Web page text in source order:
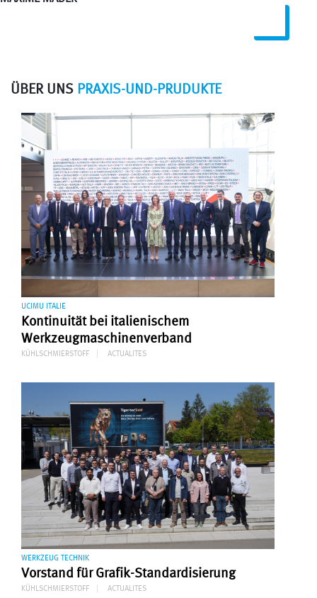
ÜBER UNS PRAXIS-UND-PRUDUKTE
UCIMU ITALIE
Kontinuität bei italienischem
Werkzeugmaschinenverband
KÜHLSCHMIERSTOFF ACTUALITES
WERKZEUG TECHNIK
Vorstand für Grafik-Standardisierung
KÜHLSCHMIERSTOFF ACTUALITES